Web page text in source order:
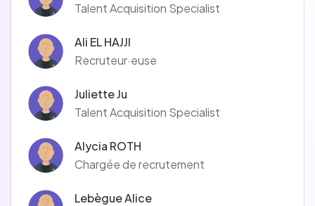
Talent Acquisition Specialist
Ali EL HAJJI
Recruteur·euse
Juliette Ju
Talent Acquisition Specialist
Alycia ROTH
Chargée de recrutement
Lebègue Alice